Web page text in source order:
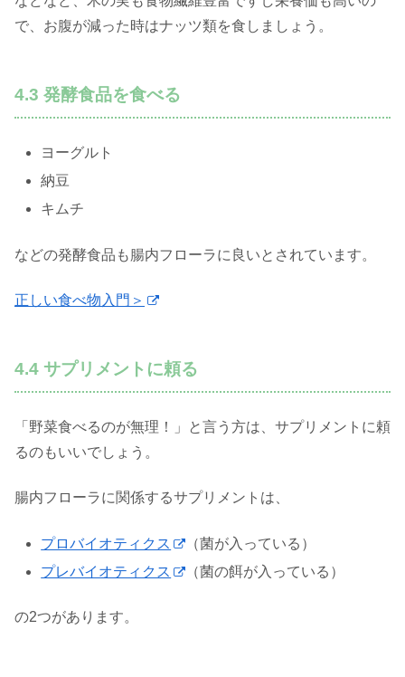
で、お腹が減った時はナッツ類を食しましょう。
4.3 発酵食品を食べる
ヨーグルト
納豆
キムチ
などの発酵食品も腸内フローラに良いとされています。
正しい食べ物入門＞
4.4 サプリメントに頼る
「野菜食べるのが無理！」と言う方は、サプリメントに頼
るのもいいでしょう。
腸内フローラに関係するサプリメントは、
プロバイオティクス
（菌が入っている）
プレバイオティクス
（菌の餌が入っている）
の2つがあります。